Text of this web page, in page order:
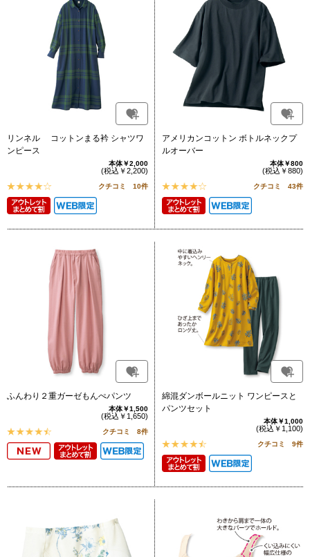
リンネル コットンまる衿 シャツワ
ンピース
本体￥2,000
(税込￥2,200)
クチコミ 10件
アメリカンコットン ボトルネックプ
ルオーバー
本体￥800
(税込￥880)
クチコミ 43件
ふんわり２重ガーゼもんぺパンツ
本体￥1,500
(税込￥1,650)
クチコミ 8件
綿混ダンボールニット ワンピースと
パンツセット
本体￥1,000
(税込￥1,100)
クチコミ 9件